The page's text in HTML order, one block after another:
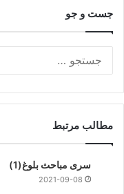
جست و جو
مطالب مرتبط
سری مباحث بلوغ(1)
2021-09-08